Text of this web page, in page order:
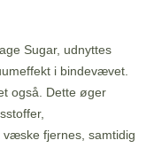
Sugar, udnyttes
i bindevævet.
også. Dette øger
væske fjernes, samtidig